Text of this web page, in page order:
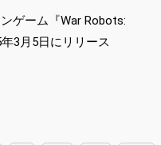
ゲーム『War Robots:
3月5日にリリース